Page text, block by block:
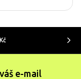
e-mail